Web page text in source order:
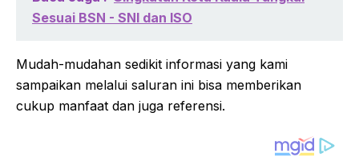
Sesuai BSN - SNI dan ISO
Mudah-mudahan sedikit informasi yang kami
sampaikan melalui saluran ini bisa memberikan
cukup manfaat dan juga referensi.